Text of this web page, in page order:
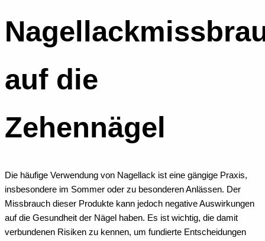
auf die
Zehennägel
Die häufige Verwendung von Nagellack ist eine gängige Praxis,
insbesondere im Sommer oder zu besonderen Anlässen. Der
Missbrauch dieser Produkte kann jedoch negative Auswirkungen
auf die Gesundheit der Nägel haben. Es ist wichtig, die damit
verbundenen Risiken zu kennen, um fundierte Entscheidungen